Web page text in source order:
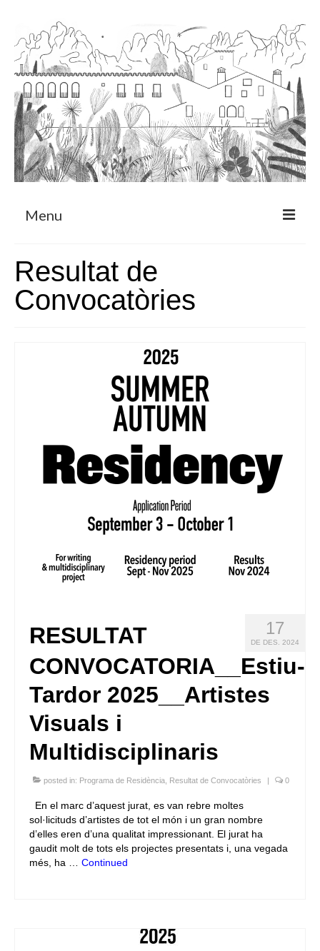
Menu
Programa de Residència
CRUCERO
Resultat de
Convocatòries
17
DE DES. 2024
RESULTAT
CONVOCATORIA__Estiu-
Tardor 2025__Artistes
Visuals i
Multidisciplinaris
posted in: Programa de Residència Resultat de Convocatòries | 0
En el marc d’aquest jurat, es van rebre moltes
sol·licituds d’artistes de tot el món i un gran nombre
d’elles eren d’una qualitat impressionant. El jurat ha
gaudit molt de tots els projectes presentats i, una vegada
més, ha … Continued